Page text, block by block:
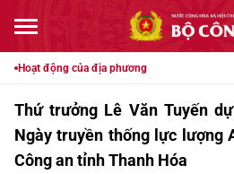
Hoạt động của địa phương
Thứ trưởng Lê Văn Tuyến
Ngày truyền thống lực lượng
Công an tỉnh Thanh Hóa